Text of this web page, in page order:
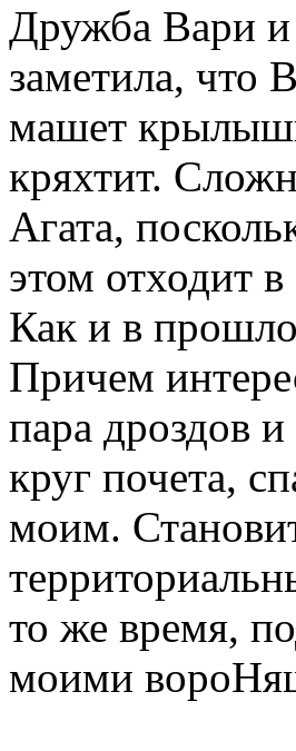
Дружба Вари и
заметила, что
машет
кряхтит.
Агата,
этом отходит в
Как и в
Причем
пара дроздов
круг почета,
моим.
то же время,
моими